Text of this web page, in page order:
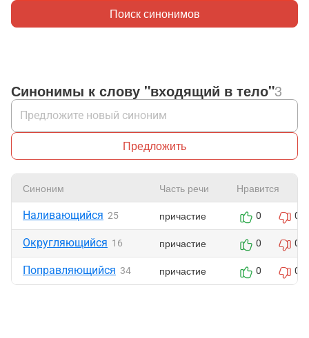
Поиск синонимов
Синонимы к слову "входящий в тело"3
Предложить
Синоним Часть речи Нравится
Наливающийся 25 причастие 0 0
Округляющийся 16 причастие 0 0
Поправляющийся 34 причастие 0 0